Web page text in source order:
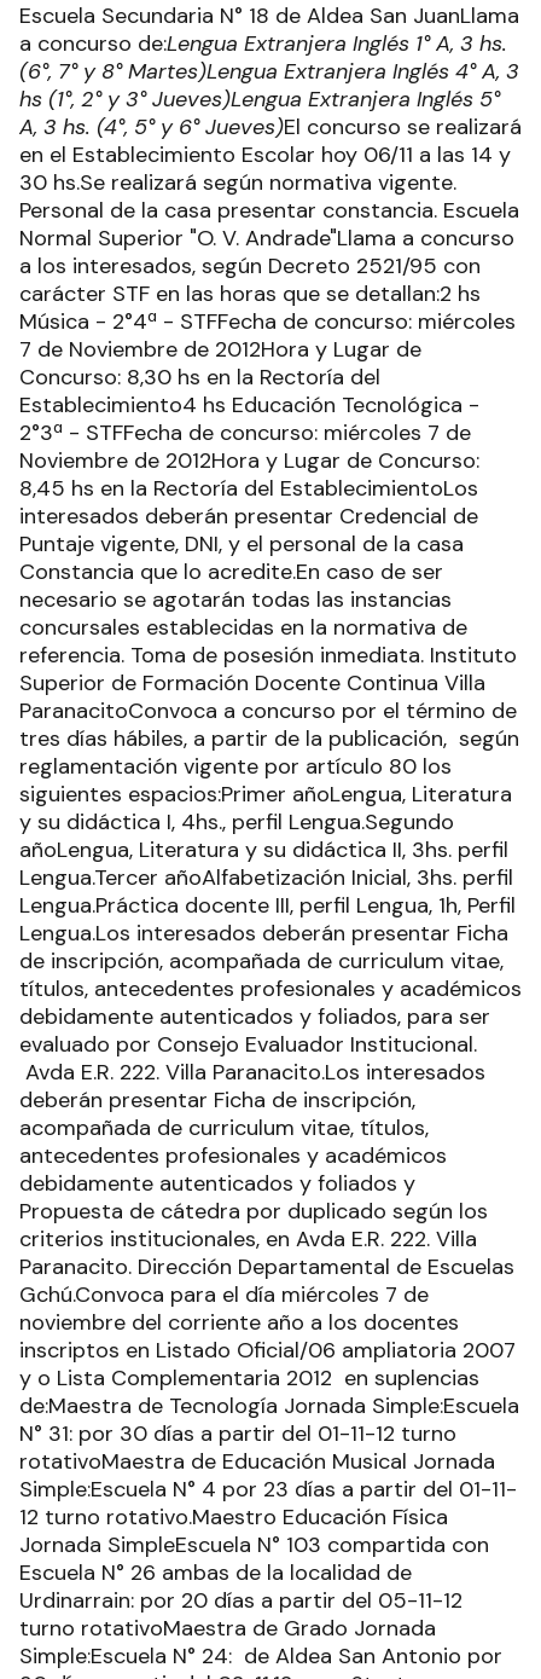
Escuela Secundaria N° 18 de Aldea San JuanLlama
a concurso de:Lengua Extranjera Inglés 1° A, 3 hs.
(6°, 7° y 8° Martes)Lengua Extranjera Inglés 4° A, 3
hs (1°, 2° y 3° Jueves)Lengua Extranjera Inglés 5°
A, 3 hs. (4°, 5° y 6° Jueves)El concurso se realizará
en el Establecimiento Escolar hoy 06/11 a las 14 y
30 hs.Se realizará según normativa vigente.
Personal de la casa presentar constancia. Escuela
Normal Superior "O. V. Andrade"Llama a concurso
a los interesados, según Decreto 2521/95 con
carácter STF en las horas que se detallan:2 hs
Música - 2°4ª - STFFecha de concurso: miércoles
7 de Noviembre de 2012Hora y Lugar de
Concurso: 8,30 hs en la Rectoría del
Establecimiento4 hs Educación Tecnológica -
2°3ª - STFFecha de concurso: miércoles 7 de
Noviembre de 2012Hora y Lugar de Concurso:
8,45 hs en la Rectoría del EstablecimientoLos
interesados deberán presentar Credencial de
Puntaje vigente, DNI, y el personal de la casa
Constancia que lo acredite.En caso de ser
necesario se agotarán todas las instancias
concursales establecidas en la normativa de
referencia. Toma de posesión inmediata. Instituto
Superior de Formación Docente Continua Villa
ParanacitoConvoca a concurso por el término de
tres días hábiles, a partir de la publicación, según
reglamentación vigente por artículo 80 los
siguientes espacios:Primer añoLengua, Literatura
y su didáctica I, 4hs., perfil Lengua.Segundo
añoLengua, Literatura y su didáctica II, 3hs. perfil
Lengua.Tercer añoAlfabetización Inicial, 3hs. perfil
Lengua.Práctica docente III, perfil Lengua, 1h, Perfil
Lengua.Los interesados deberán presentar Ficha
de inscripción, acompañada de curriculum vitae,
títulos, antecedentes profesionales y académicos
debidamente autenticados y foliados, para ser
evaluado por Consejo Evaluador Institucional.
Avda E.R. 222. Villa Paranacito.Los interesados
deberán presentar Ficha de inscripción,
acompañada de curriculum vitae, títulos,
antecedentes profesionales y académicos
debidamente autenticados y foliados y
Propuesta de cátedra por duplicado según los
criterios institucionales, en Avda E.R. 222. Villa
Paranacito. Dirección Departamental de Escuelas
Gchú.Convoca para el día miércoles 7 de
noviembre del corriente año a los docentes
inscriptos en Listado Oficial/06 ampliatoria 2007
y o Lista Complementaria 2012 en suplencias
de:Maestra de Tecnología Jornada Simple:Escuela
N° 31: por 30 días a partir del 01-11-12 turno
rotativoMaestra de Educación Musical Jornada
Simple:Escuela N° 4 por 23 días a partir del 01-11-
12 turno rotativo.Maestro Educación Física
Jornada SimpleEscuela N° 103 compartida con
Escuela N° 26 ambas de la localidad de
Urdinarrain: por 20 días a partir del 05-11-12
turno rotativoMaestra de Grado Jornada
Simple:Escuela N° 24: de Aldea San Antonio por